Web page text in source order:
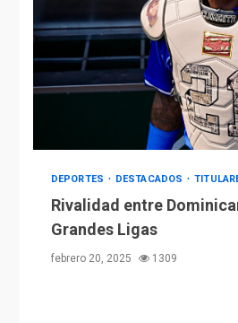
DEPORTES DESTACADOS
Rivalidad entre
Grandes Ligas
febrero 20, 2025 1309